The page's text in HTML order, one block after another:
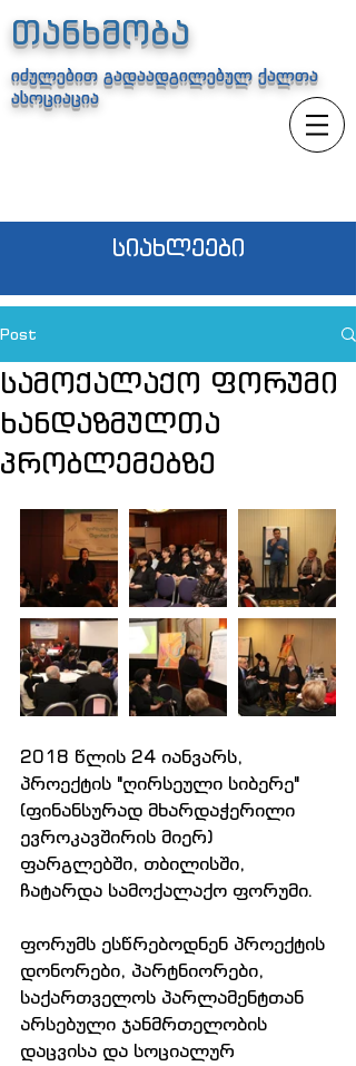
თანხმობა
იძულებით გადაადგილებულ ქალთა
ასოციაცია
სიახლეები
Post
სამოქალაქო ფორუმი
ხანდაზმულთა
პრობლემებზე
2018 წლის 24 იანვარს,
პროექტის "ღირსეული სიბერე"
(ფინანსურად მხარდაჭერილი
ევროკავშირის მიერ)
ფარგლებში, თბილისში,
ჩატარდა სამოქალაქო ფორუმი.
ფორუმს ესწრებოდნენ პროექტის
დონორები, პარტნიორები,
საქართველოს პარლამენტთან
არსებული ჯანმრთელობის
დაცვისა და სოციალურ